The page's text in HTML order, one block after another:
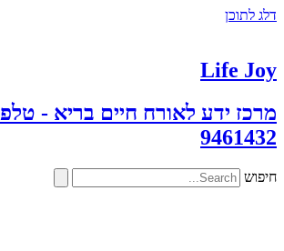
דלג לתוכן
Life Joy
9461432
חיפוש